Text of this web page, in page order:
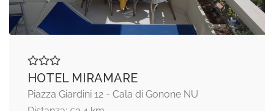
HOTEL MIRAMARE
Piazza Giardini 12 - Cala di Gonone NU